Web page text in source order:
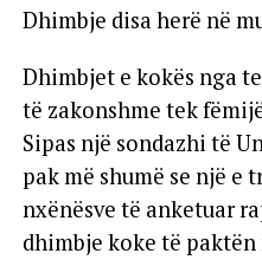
Dhimbje disa herë në
Dhimbjet e kokës nga
të zakonshme tek
Sipas një sondazhi të
pak më shumë se një e
nxënësve të anketuar
dhimbje koke të paktën